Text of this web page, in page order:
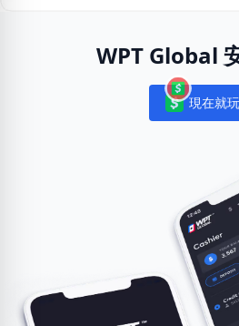
WPT Global
Notifications
現在就玩